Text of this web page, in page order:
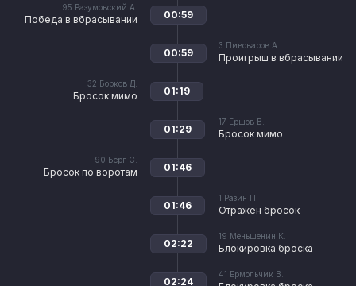
95 Разумовский А.
Победа в вбрасывании 00:59
3 Пивоваров А.
Проигрыш в вбрасывании
00:59
32 Борков Д.
Бросок мимо 01:19
17 Ершов В.
Бросок мимо
01:29
90 Берг С.
Бросок по воротам 01:46
1 Разин П.
Отражен бросок
01:46
19 Меньшенин К.
Блокировка броска
02:22
41 Ермольчик В.
02:24